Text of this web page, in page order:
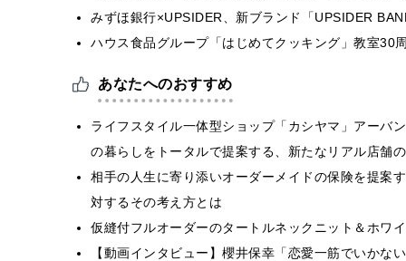
みずほ銀行×UPSIDER、新ブランド「UPSIDER
ハウス食品グループ「はじめてクッキング」教室
あなたへのおすすめ
ライフスタイル一体型ショップ「カシヤマ」アーバ
の暮らしをトータルで提案する、新たなリアル店舗
相手の人生に寄り添いオーダーメイドの保険を提案
対するその考え方とは
仮縫付フルオーダーのタートルネックニット＆ホワ
【動画インタビュー】櫻井保幸「恋愛一筋でいかな